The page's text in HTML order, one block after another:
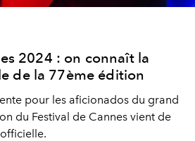
2024 : on connaît la
de la 77ème édition
pour les aficionados du grand
du Festival de Cannes vient de